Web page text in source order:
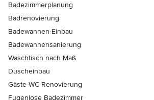
Badezimmerplanung
Badrenovierung
Badewannen-Einbau
Badewannensanierung
Waschtisch nach Maß
Duscheinbau
Gäste-WC Renovierung
Fugenlose Badezimmer